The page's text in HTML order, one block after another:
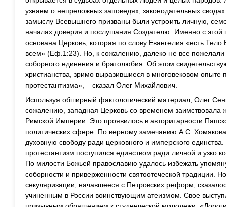
узнаем о непреложных заповедях, законодательных
замыслу Всевышнего призваны были устроить личную,
началах доверия и послушания Создателю. Именно с
основана Церковь, которая по слову Евангелия «есть
всем» (Еф.1:23). Но, к сожалению, далеко не все пожелали
соборного единения и братолюбия. Об этом
христианства, зримо выразившиеся в многовековом опыте
протестантизма», – сказал Олег Михайлович.
Используя обширный фактологический материал, Олег
сожалению, западная Церковь со временем заимствовала
Римской Империи. Это проявилось в авторитарности
политических сфере. По верному замечанию А.С.
духовную свободу ради церковного и имперского
протестантизм поступился единством ради личной и узко
По милости Божьей православию удалось избежать
соборности и приверженности святоотеческой традиции.
секуляризации, начавшееся с Петровских реформ,
учиненным в России воинствующим атеизмом. Свое